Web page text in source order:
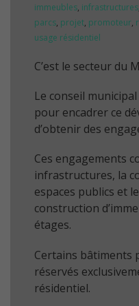
immeubles, infrastructures
parcs, projet, promoteur,
usage résidentiel
C’est le secteur du
Le conseil
pour encadrer ce
d’obtenir des
Ces engagements
infrastructures, la
espaces publics et
construction
étages.
Certains
réservés
résidentiel.